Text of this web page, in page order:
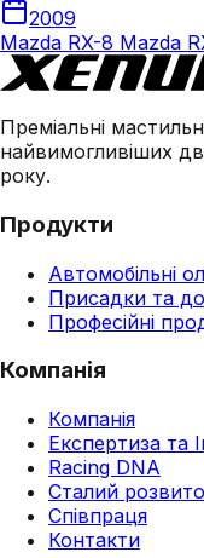
2009
Mazda RX-8 Mazda
Преміальні
найвимогливіших
року.
Продукти
Автомобільні
Присадки та
Професійні
Компанія
Компанія
Експертиза та
Racing DNA
Сталий
Співпраця
Контакти